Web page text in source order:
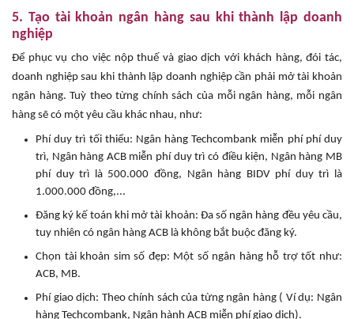
5. Tạo tài khoản ngân hàng sau khi thành lập doanh
nghiệp
Để phục vụ cho việc nộp thuế và giao dịch với khách hàng, đói tác,
doanh nghiệp sau khi thành lập doanh nghiệp cần phải mở tài khoản
ngân hàng. Tuỳ theo từng chính sách của mỗi ngân hàng, mỗi ngân
hàng sẽ có một yêu cầu khác nhau, như:
Phí duy trì tối thiểu: Ngân hàng Techcombank miễn phí phí duy
trì, Ngân hàng ACB miễn phí duy trì có điều kiện, Ngân hàng MB
phí duy trì là 500.000 đồng, Ngân hàng BIDV phí duy trì là
1.000.000 đồng,...
Đăng ký kế toán khi mở tài khoản: Đa số ngân hàng đều yêu cầu,
tuy nhiên có ngân hàng ACB là không bắt buộc đăng ký.
Chọn tài khoản sim số đẹp: Một số ngân hàng hỗ trợ tốt như:
ACB, MB.
Phí giao dịch: Theo chính sách của từng ngân hàng ( Ví dụ: Ngân
hàng Techcombank, Ngân hành ACB miễn phí giao dịch).